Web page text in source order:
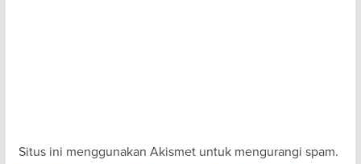
Situs ini menggunakan Akismet untuk mengurangi spam.